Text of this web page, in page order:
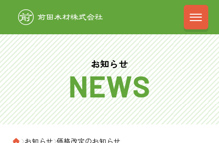
前田木材株式
お知らせ
ホーム
›お知らせ›価格改定のお知らせ